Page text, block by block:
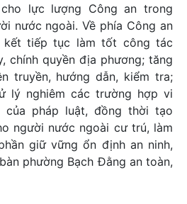
lực lượng Công an trong
nước ngoài. Về phía Công an
kết tiếp tục làm tốt công tác
chính quyền địa phương; tăng
truyền, hướng dẫn, kiểm tra;
lý nghiêm các trường hợp vi
của pháp luật, đồng thời tạo
người nước ngoài cư trú, làm
giữ vững ổn định an ninh,
phường Bạch Đằng an toàn,